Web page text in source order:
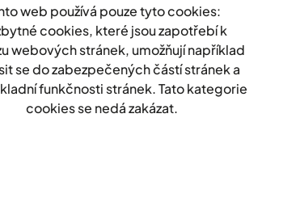
web používá pouze tyto cookies:
cookies, které jsou zapotřebí k
webových stránek, umožňují například
se do zabezpečených částí stránek a
funkčnosti stránek. Tato kategorie
cookies se nedá zakázat.